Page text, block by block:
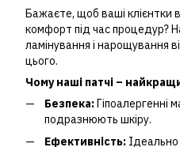
Бажаєте, щоб ваші клієнтки
комфорт під час процедур?
ламінування і нарощування
цього.
Чому наші патчі –
Безпека:Гіпоалергенні
подразнюють шкіру.
Ефективність: Ідеально